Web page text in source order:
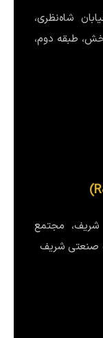
شاه‌نظری،
طبقه دوم،
شریف، مجتمع
صنعتی شریف